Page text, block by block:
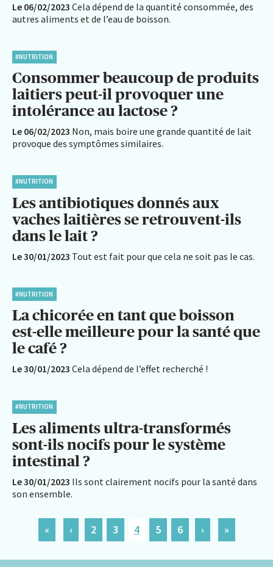
Le 06/02/2023 Cela dépend de la quantité consommée, des
autres aliments et de l’eau de boisson.
#NUTRITION
Consommer beaucoup de produits
laitiers peut-il provoquer une
intolérance au lactose ?
Le 06/02/2023 Non, mais boire une grande quantité de lait
provoque des symptômes similaires.
#NUTRITION
Les antibiotiques donnés aux
vaches laitières se retrouvent-ils
dans le lait ?
Le 30/01/2023 Tout est fait pour que cela ne soit pas le cas.
#NUTRITION
La chicorée en tant que boisson
est-elle meilleure pour la santé que
le café ?
Le 30/01/2023 Cela dépend de l’effet recherché !
#NUTRITION
Les aliments ultra-transformés
sont-ils nocifs pour le système
intestinal ?
Le 30/01/2023 Ils sont clairement nocifs pour la santé dans
son ensemble.
« ‹ 2 3 4 5 6 › »